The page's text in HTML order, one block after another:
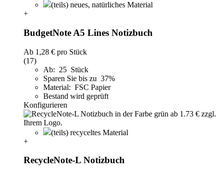
(teils) neues, natürliches Material
+
BudgetNote A5 Lines Notizbuch
Ab 1,28 € pro Stück
(17)
Ab: 25 Stück
Sparen Sie bis zu 37%
Material: FSC Papier
Bestand wird geprüft
Konfigurieren
(teils) recyceltes Material
+
RecycleNote-L Notizbuch